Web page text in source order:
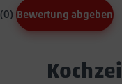
(0) Bewertung abgeben
Text